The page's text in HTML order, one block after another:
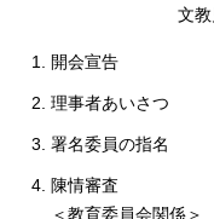
文
開会宣告
理事者あいさつ
署名委員の指名
陳情審査
＜教育委員会関係＞